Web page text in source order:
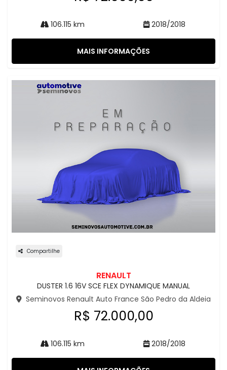
106.115 km 2018/2018
MAIS INFORMAÇÕES
Compartilhe
RENAULT
DUSTER 1.6 16V SCE FLEX DYNAMIQUE MANUAL
Seminovos Renault Auto France São Pedro da Aldeia
R$ 72.000,00
106.115 km 2018/2018